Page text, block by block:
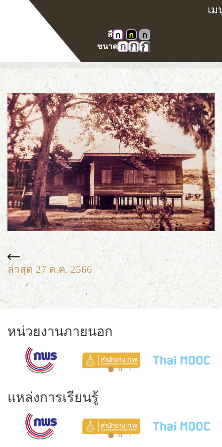
สี ก ก
ก
ขนาด ก กก
คลังภาพ
ศาลในอดีต
ศาลจังหวัดขอนแก่น
ล่าสุด 27 ต.ค. 2566
หน่วยงานภายนอก
แหล่งการเรียนรู้